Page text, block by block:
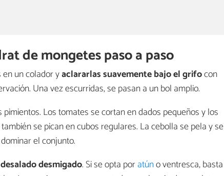
de mongetes paso a paso
un colador yaclararlas suavemente bajo el grifocon
Una vez escurridas, se pasan a un bol amplio.
Los tomates se cortan en dados pequeños y los
se pican en cubos regulares. La cebolla se pela y se
el conjunto.
desmigado. Si se opta poratúno ventresca, basta